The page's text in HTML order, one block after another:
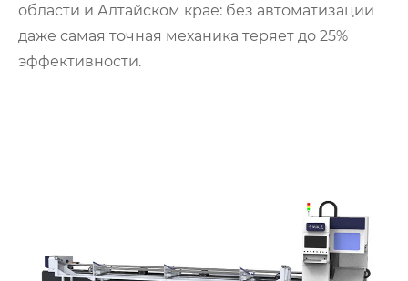
области и Алтайском крае: без автоматизации
даже самая точная механика теряет до 25%
эффективности.